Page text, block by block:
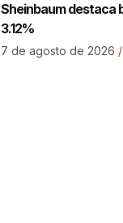
Sheinbaum destaca
3.12%
7 de agosto de 2026